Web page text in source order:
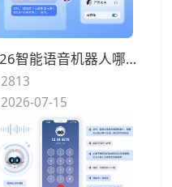
2026智能语音机器人哪个牌子好？响应延迟与并发能力成关键筛选指标
2813
2026-07-15